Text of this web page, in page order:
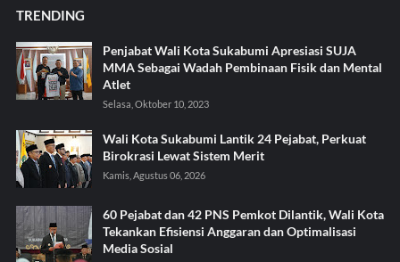
TRENDING
Penjabat Wali Kota Sukabumi Apresiasi SUJA
MMA Sebagai Wadah Pembinaan Fisik dan Mental
Atlet
Selasa, Oktober 10, 2023
Wali Kota Sukabumi Lantik 24 Pejabat, Perkuat
Birokrasi Lewat Sistem Merit
Kamis, Agustus 06, 2026
60 Pejabat dan 42 PNS Pemkot Dilantik, Wali Kota
Tekankan Efisiensi Anggaran dan Optimalisasi
Media Sosial